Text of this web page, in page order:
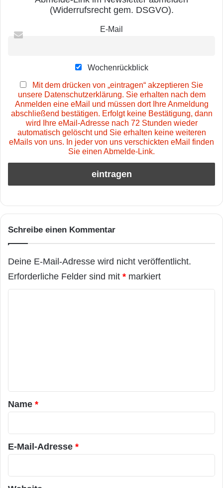
(Widerrufsrecht gem. DSGVO).
E-Mail
Wochenrückblick
Mit dem drücken von „eintragen“ akzeptieren Sie
unsere Datenschutzerklärung. Sie erhalten nach dem
Anmelden eine eMail und müssen dort Ihre Anmeldung
abschließend bestätigen. Erfolgt keine Bestätigung, dann
wird Ihre eMail-Adresse nach 72 Stunden wieder
automatisch gelöscht und Sie erhalten keine weiteren
eMails von uns. In jeder von uns verschickten eMail finden
Sie einen Abmelde-Link.
Schreibe einen Kommentar
Deine E-Mail-Adresse wird nicht veröffentlicht.
Erforderliche Felder sind mit * markiert
a
r
*
Name *
E-Mail-Adresse *